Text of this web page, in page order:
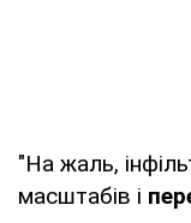
"На жаль,
масштабів і